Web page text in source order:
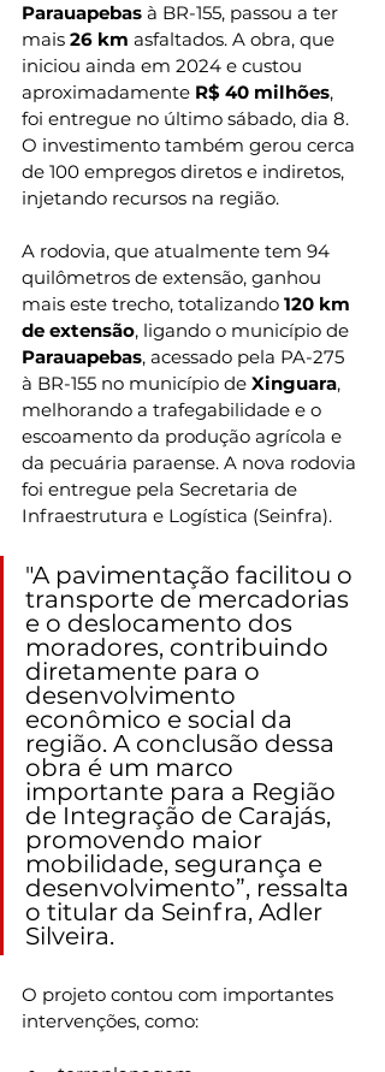
Parauapebas à BR-155, passou a ter
mais 26 km asfaltados. A obra, que
iniciou ainda em 2024 e custou
aproximadamente R$ 40 milhões,
foi entregue no último sábado, dia 8.
O investimento também gerou cerca
de 100 empregos diretos e indiretos,
injetando recursos na região.
A rodovia, que atualmente tem 94
quilômetros de extensão, ganhou
mais este trecho, totalizando 120 km
de extensão, ligando o município de
Parauapebas, acessado pela PA-275
à BR-155 no município de Xinguara,
melhorando a trafegabilidade e o
escoamento da produção agrícola e
da pecuária paraense. A nova rodovia
foi entregue pela Secretaria de
Infraestrutura e Logística (Seinfra).
"A pavimentação facilitou o
transporte de mercadorias
e o deslocamento dos
moradores, contribuindo
diretamente para o
desenvolvimento
econômico e social da
região. A conclusão dessa
obra é um marco
importante para a Região
de Integração de Carajás,
promovendo maior
mobilidade, segurança e
desenvolvimento”, ressalta
o titular da Seinfra, Adler
Silveira.
O projeto contou com importantes
intervenções, como: